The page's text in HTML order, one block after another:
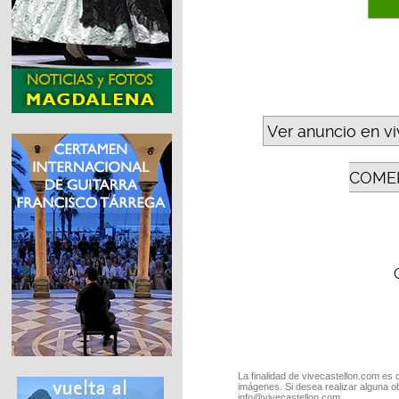
Ver anuncio en
La finalidad de vivecastellon.com
imágenes. Si desea realizar alguna
info@vivecastellon.com